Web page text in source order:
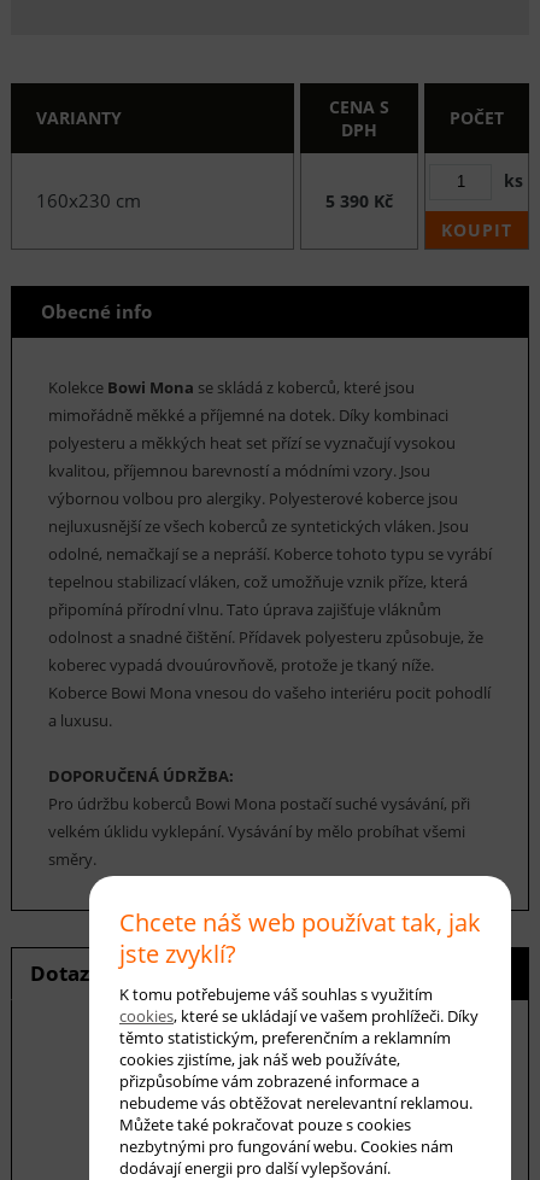
VARIANTY
CENA S
DPH
POČET
160x230 cm 5 390 Kč
ks
KOUPIT
Obecné info
Kolekce Bowi Mona se skládá z koberců, které jsou
mimořádně měkké a příjemné na dotek. Díky kombinaci
polyesteru a měkkých heat set přízí se vyznačují vysokou
kvalitou, příjemnou barevností a módními vzory. Jsou
výbornou volbou pro alergiky. Polyesterové koberce jsou
nejluxusnější ze všech koberců ze syntetických vláken. Jsou
odolné, nemačkají se a nepráší. Koberce tohoto typu se vyrábí
tepelnou stabilizací vláken, což umožňuje vznik příze, která
připomíná přírodní vlnu. Tato úprava zajišťuje vláknům
odolnost a snadné čištění. Přídavek polyesteru způsobuje, že
koberec vypadá dvouúrovňově, protože je tkaný níže.
Koberce Bowi Mona vnesou do vašeho interiéru pocit pohodlí
a luxusu.
DOPORUČENÁ ÚDRŽBA:
Pro údržbu koberců Bowi Mona postačí suché vysávání, při
velkém úklidu vyklepání. Vysávání by mělo probíhat všemi
směry.
Dotaz na produkt
E-mail *
Chcete náš web používat tak, jak
jste zvyklí?
K tomu potřebujeme váš souhlas s využitím
cookies, které se ukládají ve vašem prohlížeči. Díky
těmto statistickým, preferenčním a reklamním
cookies zjistíme, jak náš web používáte,
přizpůsobíme vám zobrazené informace a
nebudeme vás obtěžovat nerelevantní reklamou.
Můžete také pokračovat pouze s cookies
nezbytnými pro fungování webu. Cookies nám
dodávají energii pro další vylepšování.